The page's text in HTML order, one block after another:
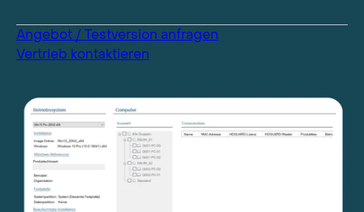
Angebot / Testversion anfragen
Vertrieb kontaktieren